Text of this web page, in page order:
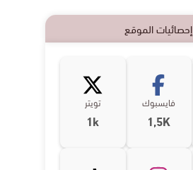
إحصائيات الموقع
فايسبوك
1,5K
تويتر
1k